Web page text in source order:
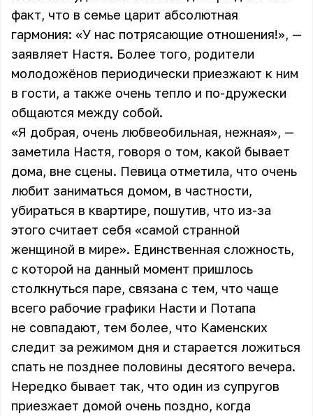
факт, что в семье царит абсолютная
гармония: «У нас потрясающие отношения!», —
заявляет Настя. Более того, родители
молодожёнов периодически приезжают к ним
в гости, а также очень тепло и по-дружески
общаются между собой.
«Я добрая, очень любвеобильная, нежная», —
заметила Настя, говоря о том, какой бывает
дома, вне сцены. Певица отметила, что очень
любит заниматься домом, в частности,
убираться в квартире, пошутив, что из-за
этого считает себя «самой странной
женщиной в мире». Единственная сложность,
с которой на данный момент пришлось
столкнуться паре, связана с тем, что чаще
всего рабочие графики Насти и Потапа
не совпадают, тем более, что Каменских
следит за режимом дня и старается ложиться
спать не позднее половины десятого вечера.
Нередко бывает так, что один из супругов
приезжает домой очень поздно, когда